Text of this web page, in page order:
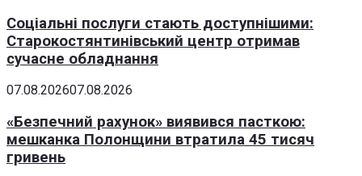
Соціальні послуги стають доступнішими:
Старокостянтинівський центр отримав
сучасне обладнання
07.08.202607.08.2026
«Безпечний рахунок» виявився пасткою:
мешканка Полонщини втратила 45 тисяч
гривень